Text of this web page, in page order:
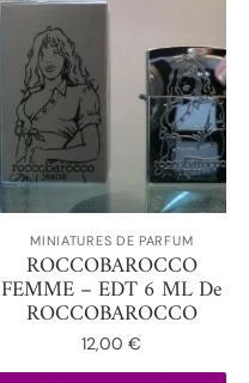
MINIATURES DE PARFUM
ROCCOBAROCCO
FEMME – EDT 6 ML De
ROCCOBAROCCO
12,00€